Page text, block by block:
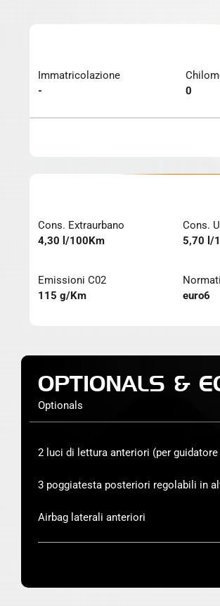
Immatricolazione
-
0
Cons. Extraurbano
4,30 l/100Km
Cons.
5,70 l/
Emissioni C02
115 g/Km
euro6
OPTIONALS &
Optionals
2 luci di lettura anteriori (per guidatore
3 poggiatesta posteriori regolabili in
Airbag laterali anteriori